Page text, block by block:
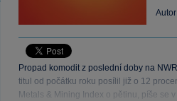
Propad komodit z poslední doby na
titul od počátku roku posílil již o 12
Metals & Mining Index o pětinu, píše se